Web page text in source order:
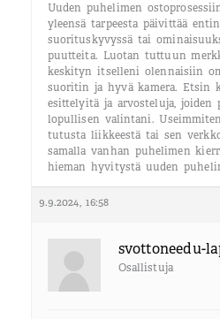
Uuden puhelimen
yleensä tarpeesta päivittää
suorituskyvyssä tai
puutteita. Luotan tuttuun
keskityn itselleni olennaisiin
suoritin ja hyvä kamera. Etsin
esittelyitä ja arvosteluja, joiden
lopullisen valintani.
tutusta liikkeestä tai sen
samalla vanhan puhelimen
hieman hyvitystä uuden
9.9.2024, 16:58
svottoneedu-
Osallistuja